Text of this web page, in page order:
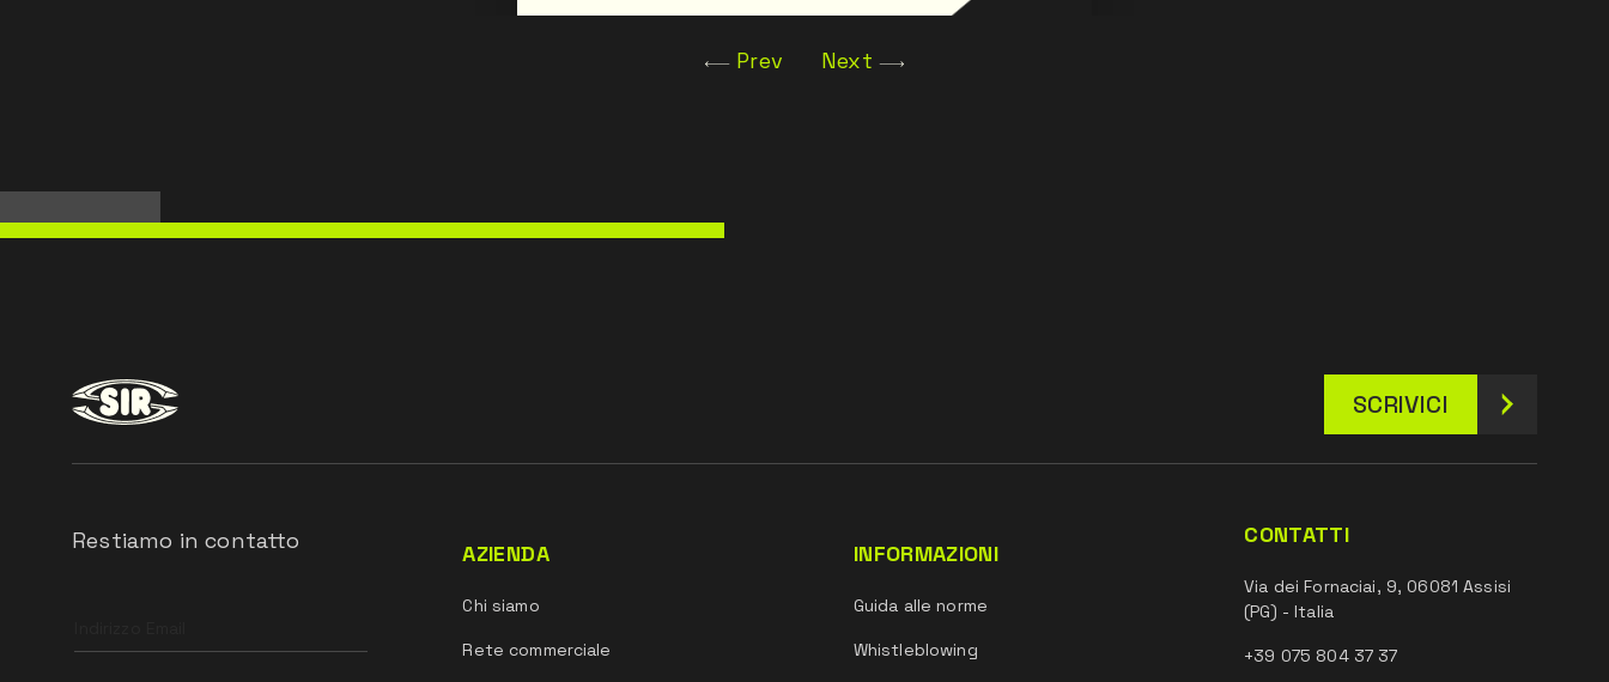
Prev Next
SCRIVICI
Restiamo in contatto
field
AZIENDA
Chi siamo
Rete commerciale
INFORMAZIONI
Guida alle norme
Whistleblowing
CONTATTI
Via dei Fornaciai, 9, 06081 Assisi
(PG) - Italia
+39 075 804 37 37